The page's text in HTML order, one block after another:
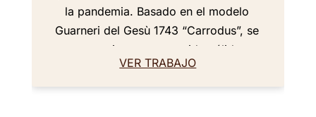
la pandemia. Basado en el modelo
Guarneri del Gesù 1743 “Carrodus”, se
caracteriza por un sonido cálido,
brillante, potente y equilibrado. Se ha
VER TRABAJO